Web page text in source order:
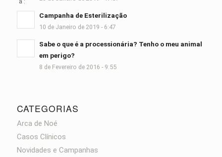
Campanha de Esterilização
10 de Janeiro de 2019 - 6:47
Sabe o que é a processionária? Tenho o meu animal
em perigo?
8 de Fevereiro de 2016 - 9:55
CATEGORIAS
Arca de Noé
Casos Clínicos
Novidades e Campanhas